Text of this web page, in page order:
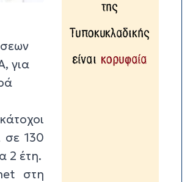
για
σε 130
2 έτη.
στη